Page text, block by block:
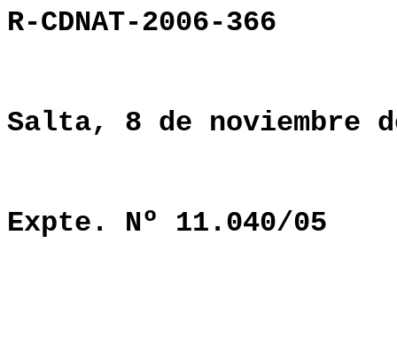
R-CDNAT-2006-366
Salta, 8 de noviembre
Expte. Nº 11.040/05